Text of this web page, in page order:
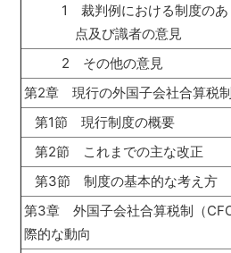
1 裁判例における制度のあ
点及び識者の意見
2 その他の意見
第2章 現行の外国子会社合算税
第1節 現行制度の概要
第2節 これまでの主な改正
第3節 制度の基本的な考え方
第3章 外国子会社合算税制（
際的な動向